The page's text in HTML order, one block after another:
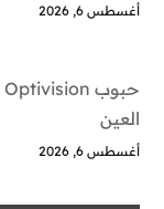
أغسطس 6, 2026
العين
أغسطس 6, 2026